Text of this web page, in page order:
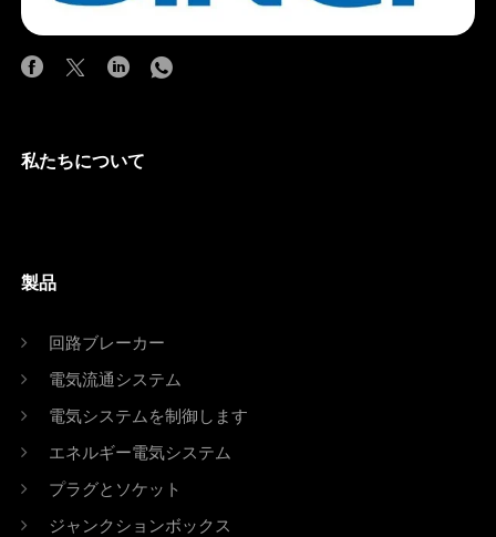
私たちについて
製品
回路ブレーカー
電気流通システム
電気システムを制御します
エネルギー電気システム
プラグとソケット
ジャンクションボックス